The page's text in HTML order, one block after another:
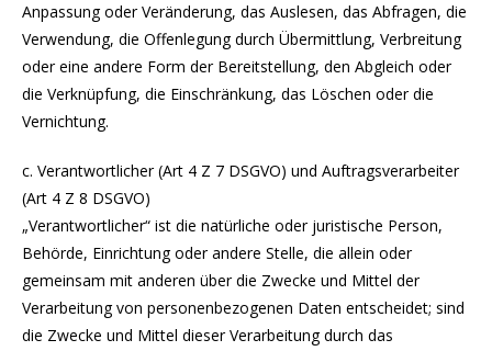
Anpassung oder Veränderung, das Auslesen, das Abfragen, die
Verwendung, die Offenlegung durch Übermittlung, Verbreitung
oder eine andere Form der Bereitstellung, den Abgleich oder
die Verknüpfung, die Einschränkung, das Löschen oder die
Vernichtung.
c. Verantwortlicher (Art 4 Z 7 DSGVO) und Auftragsverarbeiter
(Art 4 Z 8 DSGVO)
„Verantwortlicher“ ist die natürliche oder juristische Person,
Behörde, Einrichtung oder andere Stelle, die allein oder
gemeinsam mit anderen über die Zwecke und Mittel der
Verarbeitung von personenbezogenen Daten entscheidet; sind
die Zwecke und Mittel dieser Verarbeitung durch das